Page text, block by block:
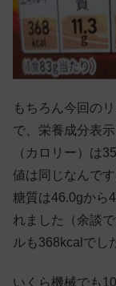
もちろん今回の
で、栄養成分表
（カロリー）は
値は同じなんで
糖質は46.0gから
れました（余談
ルも368kcalでし
いくら機械でも